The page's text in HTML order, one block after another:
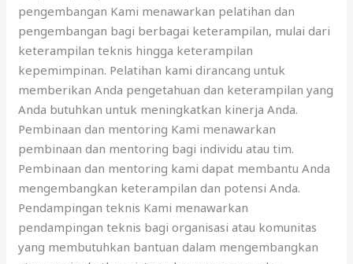
pengembangan Kami menawarkan pelatihan dan
pengembangan bagi berbagai keterampilan, mulai dari
keterampilan teknis hingga keterampilan
kepemimpinan. Pelatihan kami dirancang untuk
memberikan Anda pengetahuan dan keterampilan yang
Anda butuhkan untuk meningkatkan kinerja Anda.
Pembinaan dan mentoring Kami menawarkan
pembinaan dan mentoring bagi individu atau tim.
Pembinaan dan mentoring kami dapat membantu Anda
mengembangkan keterampilan dan potensi Anda.
Pendampingan teknis Kami menawarkan
pendampingan teknis bagi organisasi atau komunitas
yang membutuhkan bantuan dalam mengembangkan